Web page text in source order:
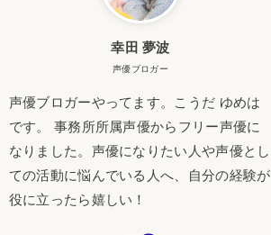
幸田 夢波
声優ブロガー
声優ブロガーやってます。こうだ ゆめは
です。 事務所所属声優からフリー声優に
なりました。声優になりたい人や声優とし
ての活動に悩んでいる人へ、自分の経験が
役に立ったら嬉しい！